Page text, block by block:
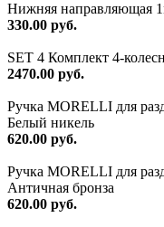
Нижняя направляющая
330.00 руб.
SET 4 Комплект 4-
2470.00 руб.
Ручка MORELLI для
Белый никель
620.00 руб.
Ручка MORELLI для
Античная бронза
620.00 руб.